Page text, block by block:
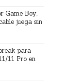
Game Boy,
juega sin
para
11 Pro en